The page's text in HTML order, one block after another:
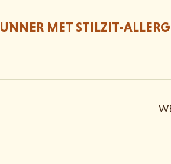
MET STILZIT-